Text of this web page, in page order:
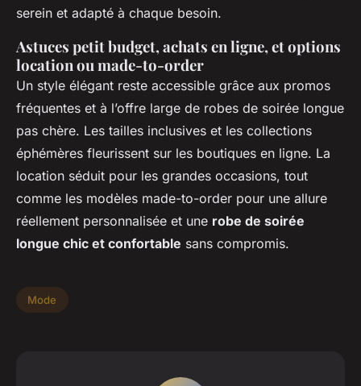
serein et adapté à chaque besoin.
Astuces petit budget, achats en ligne, et options
location ou made-to-order
Un style élégant reste accessible grâce aux promos
fréquentes et à l’offre large de robes de soirée longue
pas chère. Les tailles inclusives et les collections
éphémères fleurissent sur les boutiques en ligne. La
location séduit pour les grandes occasions, tout
comme les modèles made-to-order pour une allure
réellement personnalisée et une robe de soirée
longue chic et confortable sans compromis.
Mode